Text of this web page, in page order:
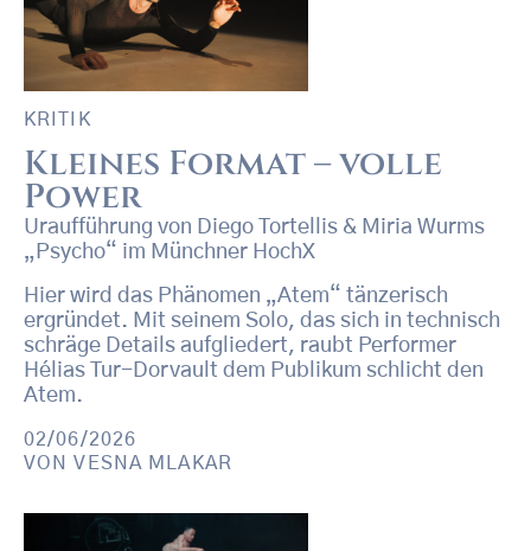
KRITIK
Kleines Format – volle
Power
Uraufführung von Diego Tortellis & Miria Wurms
„Psycho“ im Münchner HochX
Hier wird das Phänomen „Atem“ tänzerisch
ergründet. Mit seinem Solo, das sich in technisch
schräge Details aufgliedert, raubt Performer
Hélias Tur-Dorvault dem Publikum schlicht den
Atem.
02/06/2026
VONVESNA MLAKAR